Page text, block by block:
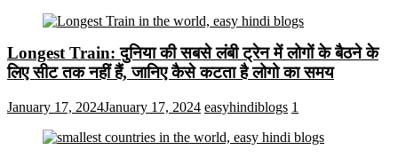
Longest Train: दुनिया की सबसे लंबी ट्रेन में लोगों के बैठने के
लिए सीट तक ​​नहीं हैं, जानिए कैसे कटता है लोगो का समय
January 17, 2024January 17, 2024 easyhindiblogs 1